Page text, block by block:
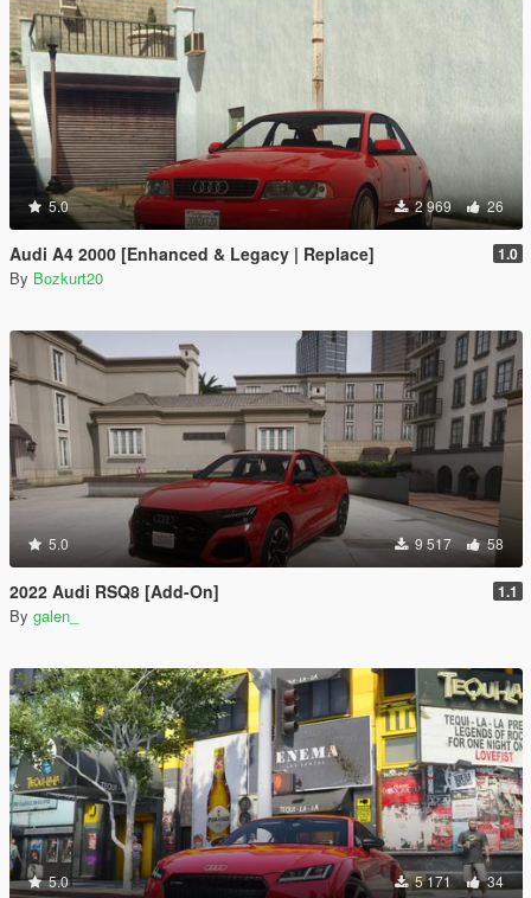
5.0 2 969 26
Audi A4 2000 [Enhanced & Legacy | Replace] 1.0
By Bozkurt20
5.0 9 517 58
2022 Audi RSQ8 [Add-On] 1.1
By galen_
5.0 5 171 34